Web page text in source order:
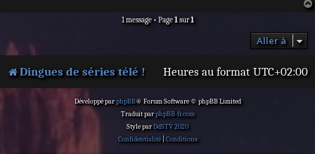
1 message • Page1sur1
Aller à
Dingues de séries télé ! Heures au format UTC+02:00
Développé parphpBB® Forum Software © phpBB Limited
Traduit parphpBB-fr.com
Style parDdSTV 2020
Confidentialité| Conditions